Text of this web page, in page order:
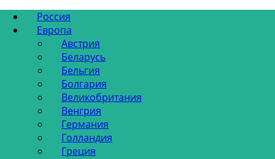
Россия
Европа
Австрия
Беларусь
Бельгия
Болгария
Великобритания
Венгрия
Германия
Голландия
Греция